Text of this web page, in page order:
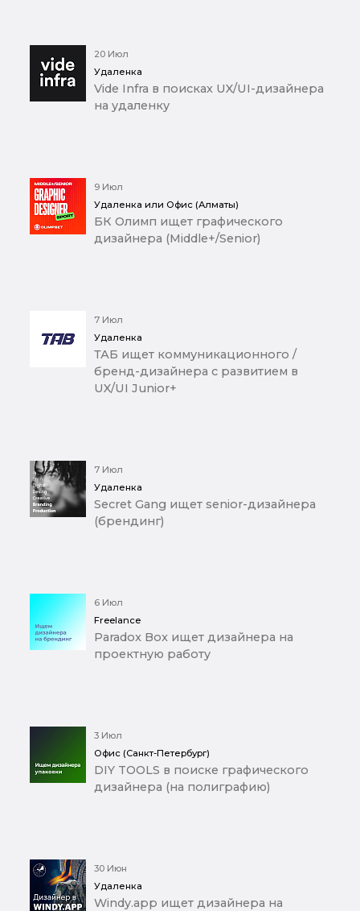
20 Июл
Удаленка
Vide Infra в поисках UX/UI-дизайнера
на удаленку
9 Июл
Удаленка или Офис (Алматы)
БК Олимп ищет графического
дизайнера (Middle+/Senior)
7 Июл
Удаленка
ТАБ ищет коммуникационного /
бренд-дизайнера с развитием в
UX/UI Junior+
7 Июл
Удаленка
Secret Gang ищет senior-дизайнера
(брендинг)
6 Июл
Freelance
Paradox Box ищет дизайнера на
проектную работу
3 Июл
Офис (Санкт-Петербург)
DIY TOOLS в поиске графического
дизайнера (на полиграфию)
30 Июн
Удаленка
Windy.app ищет дизайнера на